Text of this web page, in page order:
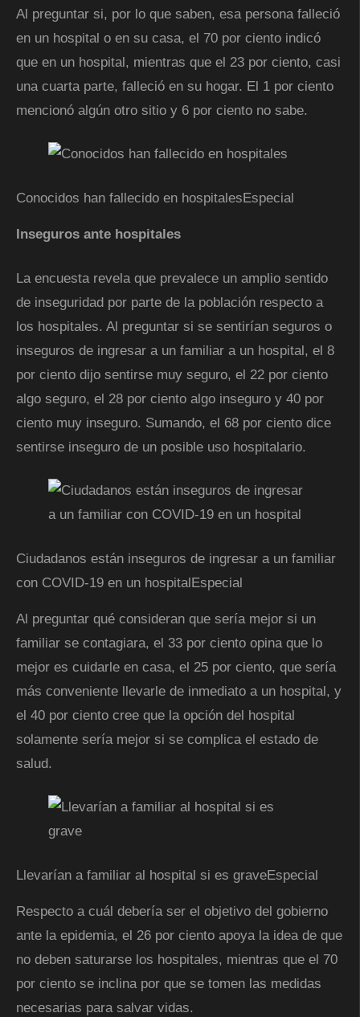
Al preguntar si, por lo que saben, esa persona falleció
en un hospital o en su casa, el 70 por ciento indicó
que en un hospital, mientras que el 23 por ciento, casi
una cuarta parte, falleció en su hogar. El 1 por ciento
mencionó algún otro sitio y 6 por ciento no sabe.
Conocidos han fallecido en hospitales Especial
Inseguros ante hospitales
La encuesta revela que prevalece un amplio sentido
de inseguridad por parte de la población respecto a
los hospitales. Al preguntar si se sentirían seguros o
inseguros de ingresar a un familiar a un hospital, el 8
por ciento dijo sentirse muy seguro, el 22 por ciento
algo seguro, el 28 por ciento algo inseguro y 40 por
ciento muy inseguro. Sumando, el 68 por ciento dice
sentirse inseguro de un posible uso hospitalario.
Ciudadanos están inseguros de ingresar a un familiar
con COVID-19 en un hospital Especial
Al preguntar qué consideran que sería mejor si un
familiar se contagiara, el 33 por ciento opina que lo
mejor es cuidarle en casa, el 25 por ciento, que sería
más conveniente llevarle de inmediato a un hospital, y
el 40 por ciento cree que la opción del hospital
solamente sería mejor si se complica el estado de
salud.
Llevarían a familiar al hospital si es graveEspecial
Respecto a cuál debería ser el objetivo del gobierno
ante la epidemia, el 26 por ciento apoya la idea de que
no deben saturarse los hospitales, mientras que el 70
por ciento se inclina por que se tomen las medidas
necesarias para salvar vidas.